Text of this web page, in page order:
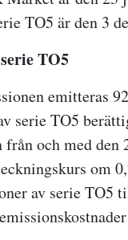
TO5 är den 3
TO5
emitteras
serie TO5
och med
om
av serie